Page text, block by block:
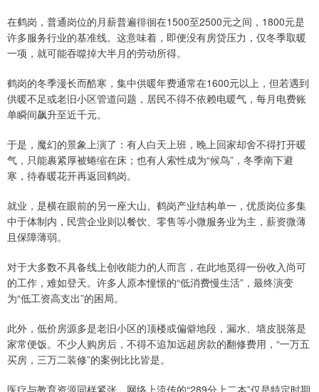
在鹤岗，普通岗位的月薪普遍徘徊在1500至2500元之间，1800元是
许多服务行业的基准线。这意味着，即便没有房贷压力，仅冬季取暖
一项，就可能吞噬掉大半月的劳动所得。
鹤岗的冬季漫长而酷寒，集中供暖年费通常在1600元以上，但若遇到
供暖不足或老旧小区管道问题，居民不得不依赖电暖气，每月电费账
单瞬间飙升至近千元。
于是，魔幻的景象上演了：有人白天上班，晚上回家却舍不得打开暖
气，只能裹紧厚被蜷缩在床；也有人索性成为“候鸟”，冬季南下避
寒，待春暖花开再返回鹤岗。
就业，是横在眼前的另一座大山。鹤岗产业结构单一，优质岗位多集
中于体制内，民营企业则以餐饮、零售等小微服务业为主，薪资微薄
且保障薄弱。
对于大多数不具备线上创收能力的人而言，在此地觅得一份收入尚可
的工作，难如登天。许多人原本憧憬的“低消费慢生活”，最终演变
为“低工资高支出”的困局。
此外，低价房源多是老旧小区的顶楼或偏僻地段，漏水、墙皮脱落是
家常便饭。不少人购房后，不得不追加远超房款的翻修费用，“一万五
买房，三万二装修”的案例比比皆是。